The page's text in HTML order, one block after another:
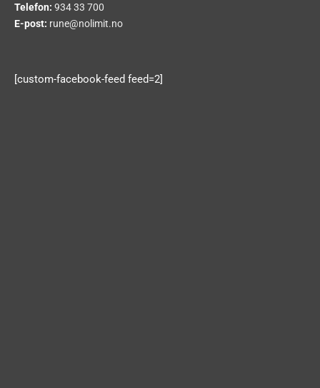
Telefon: 934 33 700
E-post: rune@nolimit.no
[custom-facebook-feed feed=2]